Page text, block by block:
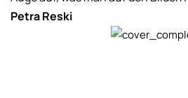
Petra Reski